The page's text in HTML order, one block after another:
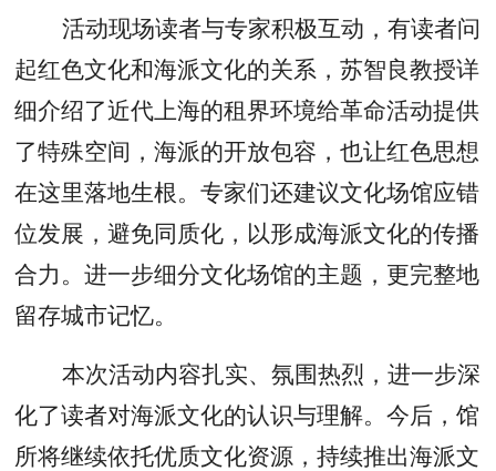
活动现场读者与专家积极互动，有读者问
起红色文化和海派文化的关系，苏智良教授详
细介绍了近代上海的租界环境给革命活动提供
了特殊空间，海派的开放包容，也让红色思想
在这里落地生根。专家们还建议文化场馆应错
位发展，避免同质化，以形成海派文化的传播
合力。进一步细分文化场馆的主题，更完整地
留存城市记忆。
本次活动内容扎实、氛围热烈，进一步深
化了读者对海派文化的认识与理解。今后，馆
所将继续依托优质文化资源，持续推出海派文